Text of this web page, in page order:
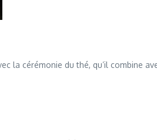
la cérémonie du thé, qu’il combine